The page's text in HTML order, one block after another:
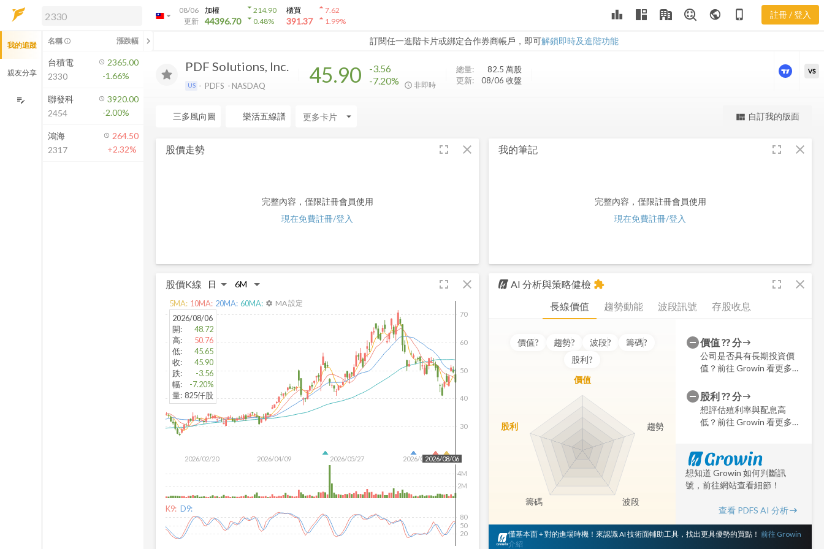
arrow_drop_down
08/06
更新
加權
44396.70
arrow_drop_down214.90
arrow_drop_down0.48%
櫃買
391.37
arrow_drop_up7.62
arrow_drop_up1.99% leaderboard public phone_iphone 註冊 / 登入
訂閱任一進階卡片或綁定合作券商帳戶，即可解鎖即時及進階功能
解鎖即時行情及進階功能
方案」，即可解鎖以下功能：
即時行情
即時市況與排行
成交金額熱力圖
前往方案訂閱
如何綁定合作券商
PDFS
PDF Solutions, Inc.
US PDFS NASDAQ 45.90
-3.56
-7.20%
非即時
總量: 82.5 萬股
更新:
08/06 收盤
更強大的進階價量圖表
VS
三多風向圖 樂活五線譜 arrow_drop_down view_quilt 自訂我的版面
股價走勢 fullscreen close
完整內容，僅限註冊會員使用
現在免費註冊/登入
股價K線 fullscreen close
2026/02/20 2026/04/09 2026/05/27 2026/07/15
30
40
50
60
70
2026/08/06
2M
4M
2026/08/06
開:
48.72
高:
50.76
低:
45.65
收:
45.90
跌:
-3.56
幅:
-7.20%
量: 825仟股
5MA: 10MA: 20MA: 60MA: settings MA 設定
K9: D9:
20
50
80
我的筆記 fullscreen close
完整內容，僅限註冊會員使用
現在免費註冊/登入
AI 分析與策略健檢 fullscreen close
extension
長線價值 趨勢動能 波段訊號 存股收息
價值? 趨勢? 波段? 籌碼?
股利?
價值
趨勢
波段
籌碼
股利
價值??分
公司是否具有長期投資價
值？前往 Growin 看更多細
股利??分
想評估殖利率與配息高
低？前往 Growin 看更多細
想知道 Growin 如何判斷訊
號，前往網站查看細節！
查看 PDFS AI 分析
懂基本面 + 對的進場時機！來認識 AI 技術面輔助工具，找出更具優勢的買點！ 前往 Growin
介紹
我的追蹤
親友分享
edit_note
名稱 info_outline 漲跌幅 chevron_left
台積電
2330
2365.00
-1.66%
聯發科
2454
3920.00
-2.00%
鴻海
2317
264.50
+2.32%